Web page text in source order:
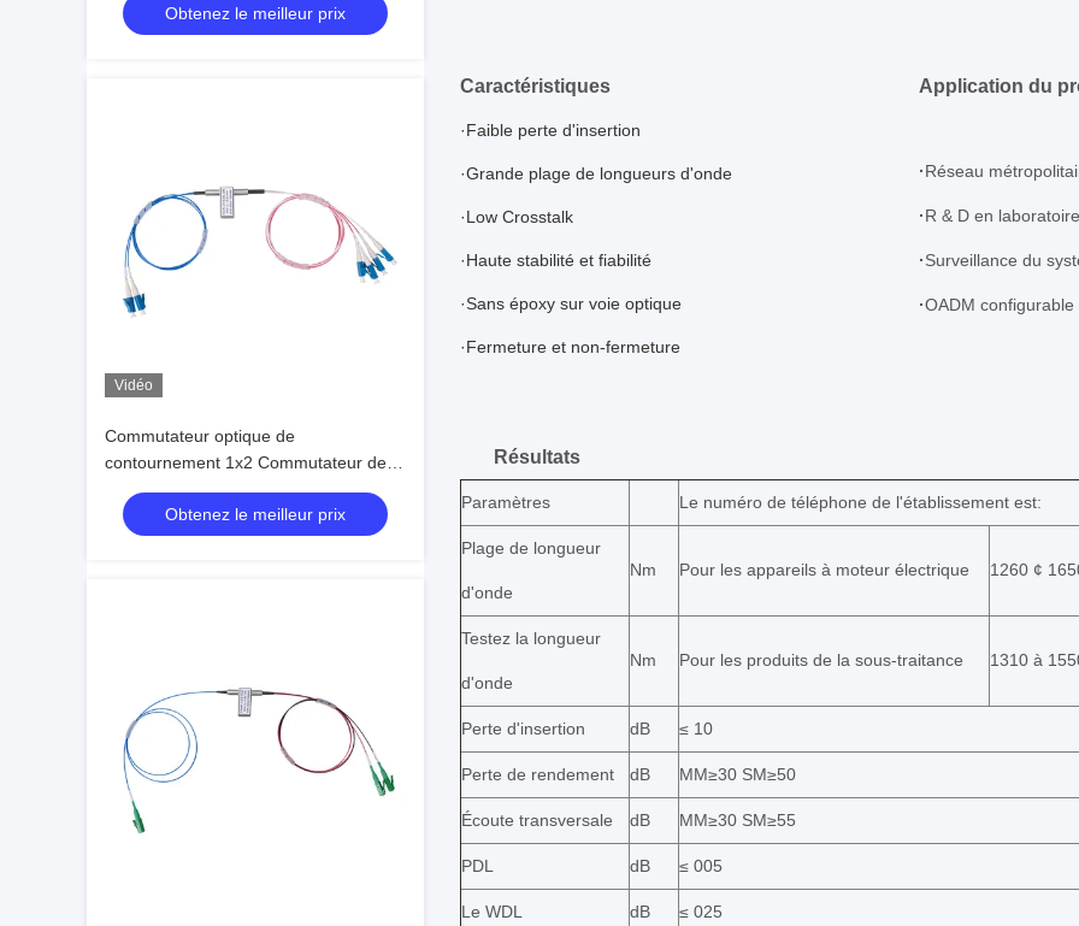
Obtenez le meilleur prix
Vidéo
Commutateur optique de
contournement 1x2 Commutateur de
réseau de fibres optiques pour les tests
Longueur d'onde 1310nm 1550nm
Obtenez le meilleur prix
Caractéristiques Application du
·Faible perte d'insertion
·Grande plage de longueurs d'onde
·Low Crosstalk
·Haute stabilité et fiabilité
·Sans époxy sur voie optique
·Fermeture et non-fermeture
·Réseau
·R & D en laboratoire
·Surveillance du
·OADM configurable
Résultats
Paramètres Le numéro de téléphone de l'établissement est:
Plage de longueur
d'onde
Nm Pour les appareils à moteur électrique 1260 ¢
Testez la longueur
d'onde
Nm Pour les produits de la sous-traitance 1310 à
Perte d'insertion dB ≤ 10
Perte de rendement dB MM≥30 SM≥50
Écoute transversale dB MM≥30 SM≥55
PDL dB ≤ 005
Le WDL dB ≤ 025